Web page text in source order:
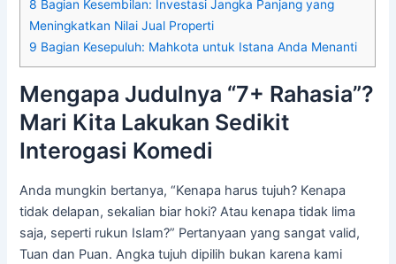
8 Bagian Kesembilan: Investasi Jangka Panjang yang
Meningkatkan Nilai Jual Properti
9 Bagian Kesepuluh: Mahkota untuk Istana Anda Menanti
Mengapa Judulnya “7+ Rahasia”?
Mari Kita Lakukan Sedikit
Interogasi Komedi
Anda mungkin bertanya, “Kenapa harus tujuh? Kenapa
tidak delapan, sekalian biar hoki? Atau kenapa tidak lima
saja, seperti rukun Islam?” Pertanyaan yang sangat valid,
Tuan dan Puan. Angka tujuh dipilih bukan karena kami